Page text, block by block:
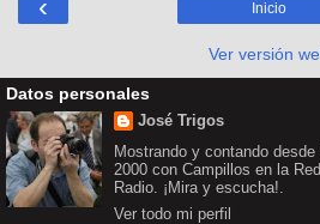
‹ Inicio
Ver versión
Datos personales
José Trigos
Mostrando y contando
2000 con Campillos en la
Radio. ¡Mira y escucha!.
Ver todo mi perfil